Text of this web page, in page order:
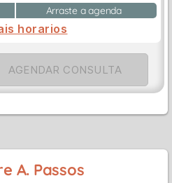
Arraste a agenda
horarios
AGENDAR CONSULTA
A. Passos